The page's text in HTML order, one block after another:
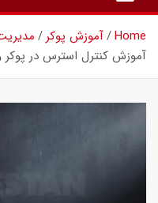
Home آموزش پوکر
آموزش کنترل استرس در پوکر